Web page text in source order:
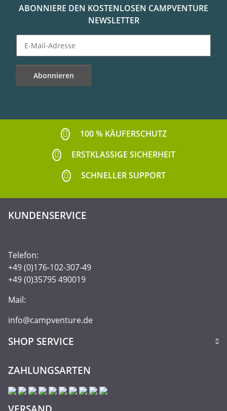
ABONNIERE DEN KOSTENLOSEN CAMPVENTURE
NEWSLETTER
Abonnieren
100 % KÄUFERSCHUTZ
ERSTKLASSIGE SICHERHEIT
SCHNELLER SUPPORT
KUNDENSERVICE
Telefon:
+49 (0)176-102-307-49
+49 (0)35795 490019
Mail:
info@campventure.de
SHOP SERVICE
ZAHLUNGSARTEN